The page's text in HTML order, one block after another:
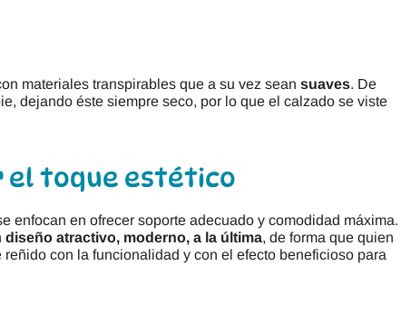
materiales transpirables que a su vez sean suaves. De
dejando éste siempre seco, por lo que el calzado se viste
el toque estético
enfocan en ofrecer soporte adecuado y comodidad máxima.
diseño atractivo, moderno, a la última, de forma que quien
con la funcionalidad y con el efecto beneficioso para